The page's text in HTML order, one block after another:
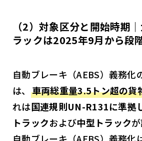
（2）対象区分と開始時期
ラックは2025年9月から段
自動ブレーキ（AEBS）義務化
は、 車両総重量3.5トン超の貨
れは国連規則UN-R131に準拠
トラックおよび中型トラック